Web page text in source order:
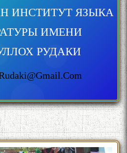
ИНСТИТУТ ЯЗЫКА
ИМЕНИ
РУДАКИ